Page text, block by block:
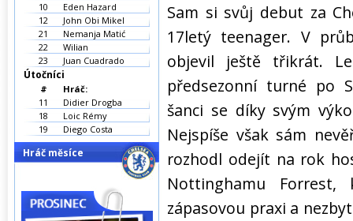
Sam si svůj debut za
17letý teenager. V
objevil ještě třikrát.
předsezonní turné po
šanci se díky svým
Nejspíše však sám
rozhodl odejít na rok
Nottinghamu
zápasovou praxi a
10
Eden Hazard
12
John Obi Mikel
21
Nemanja Matić
22
Wilian
23
Juan Cuadrado
Útočníci
#
Hráč:
11
Didier Drogba
18
Loic Rémy
19
Diego Costa
Hráč měsíce